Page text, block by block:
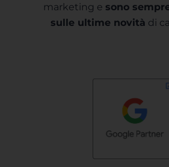
marketing e sono
sulle ultime novità di